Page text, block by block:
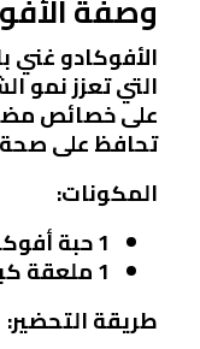
وصفة
الأفوكادو غني
التي تعزز نمو
على خصائص
تحافظ على
المكونات:
1 حبة أفوكادو ناضجة
1 ملعقة كبيرة من العسل
طريقة التحضير: